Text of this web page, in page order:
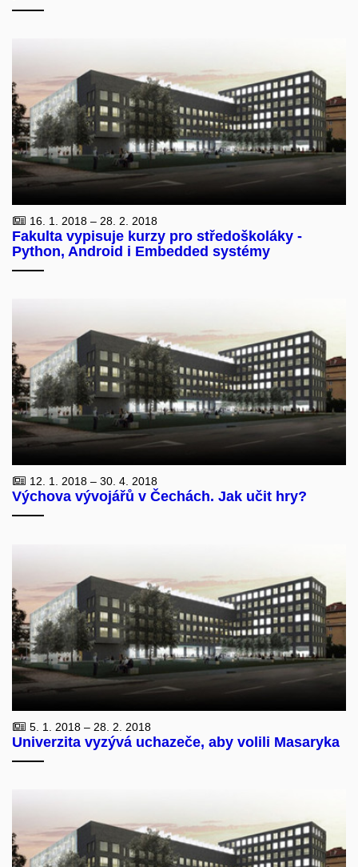
16. 1. 2018 – 28. 2. 2018
Fakulta vypisuje kurzy pro středoškoláky -
Python, Android i Embedded systémy
12. 1. 2018 – 30. 4. 2018
Výchova vývojářů v Čechách. Jak učit hry?
5. 1. 2018 – 28. 2. 2018
Univerzita vyzývá uchazeče, aby volili Masaryka